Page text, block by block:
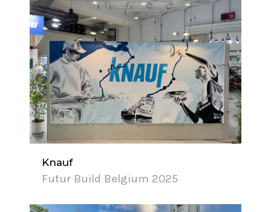
Knauf
Futur Build Belgium 2025